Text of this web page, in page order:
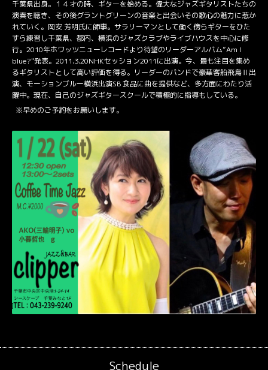
千葉県出身。１４才の時、ギターを始める。偉大なジャズギタリストたちの
演奏を聴き、その後グラントグリーンの音楽と出会いその歌心の魅力に惹か
れていく。岡安 芳明氏に師事。サラリーマンとして働く傍らギターをひた
すら練習し千葉県、都内、横浜のジャズクラブやライブハウスを中心に修
行。2010年ホワッツニューレコードより待望のリーダーアルバム”Am I
blue?"発表。2011.3.20NHKセッション2011に出演。今、最も注目を集め
るギタリストとして高い評価を得る。リーダーのバンドで豪華客船飛鳥Ⅱ出
演、モーションブルー横浜出演SB 食品に曲を提供など、多方面にわたり活
躍中。現在、自己のジャズギタースクールで積極的に指導もしている。
※早めのご予約をお願いします。
Schedule